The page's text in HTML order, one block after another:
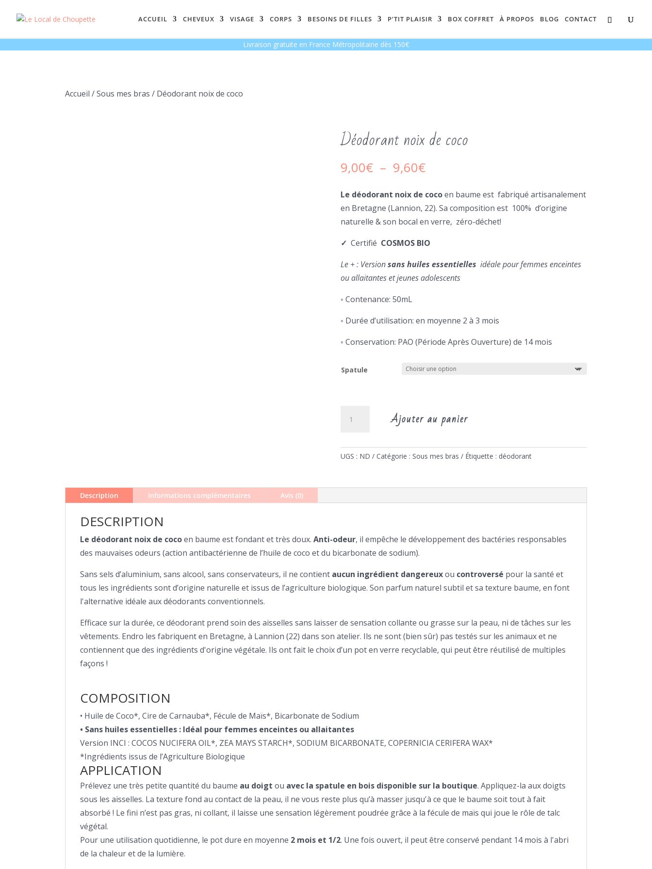
Livraison gratuite en France Métropolitaine dès 150€
ACCUEIL CHEVEUX VISAGE CORPS BESOINS DE FILLES P’TIT PLAISIR BOX COFFRET À PROPOS BLOG CONTACT
Accueil /Sous mes bras / Déodorant noix de coco
Déodorant noix de coco
9,00€ – 9,60€Plage
de
prix :
9,00€
à
9,60€
Le déodorant noix de cocoen baume est fabriqué artisanalement
en Bretagne (Lannion, 22). Sa composition est 100% d’origine
naturelle & son bocal en verre, zéro-déchet!
✓ Certifié COSMOS BIO
Le + : Versionsans huiles essentielles idéale pour femmes enceintes
ou allaitantes et jeunes adolescents
◦ Contenance: 50mL
◦ Durée d’utilisation: en moyenne 2 à 3 mois
◦ Conservation: PAO (Période Après Ouverture) de 14 mois
Spatule
de
Ajouter au panier
UGS : ND Catégorie : Sous mes bras Étiquette : déodorant
Description Informations complémentaires Avis (0)
DESCRIPTION
Le déodorant noix de cocoen baume est fondant et très doux.Anti-odeur, il empêche le développement des bactéries responsables
des mauvaises odeurs (action antibactérienne de l’huile de coco et du bicarbonate de sodium).
Sans sels d’aluminium, sans alcool, sans conservateurs, il ne contient aucun ingrédient dangereuxou controversé pour la santé et
tous les ingrédients sont d’origine naturelle et issus de l’agriculture biologique. Son parfum naturel subtil et sa texture baume, en font
l'alternative idéale aux déodorants conventionnels.
Efficace sur la durée, ce déodorant prend soin des aisselles sans laisser de sensation collante ou grasse sur la peau, ni de tâches sur les
vêtements. Endro les fabriquent en Bretagne, à Lannion (22) dans son atelier. Ils ne sont (bien sûr) pas testés sur les animaux et ne
contiennent que des ingrédients d'origine végétale. Ils ont fait le choix d’un pot en verre recyclable, qui peut être réutilisé de multiples
façons !
COMPOSITION
• Huile de Coco*, Cire de Carnauba*, Fécule de Maïs*, Bicarbonate de Sodium
• Sans huiles essentielles : Idéal pour femmes enceintes ou allaitantes
Version INCI : COCOS NUCIFERA OIL*, ZEA MAYS STARCH*, SODIUM BICARBONATE, COPERNICIA CERIFERA WAX*
*Ingrédients issus de l’Agriculture Biologique
APPLICATION
Prélevez une très petite quantité du baume au doigt ou avec la spatule en bois disponible sur la boutique. Appliquez-la aux doigts
sous les aisselles. La texture fond au contact de la peau, il ne vous reste plus qu’à masser jusqu'à ce que le baume soit tout à fait
absorbé ! Le fini n’est pas gras, ni collant, il laisse une sensation légèrement poudrée grâce à la fécule de maïs qui joue le rôle de talc
végétal.
Pour une utilisation quotidienne, le pot dure en moyenne 2 mois et 1/2. Une fois ouvert, il peut être conservé pendant 14 mois à l'abri
de la chaleur et de la lumière.